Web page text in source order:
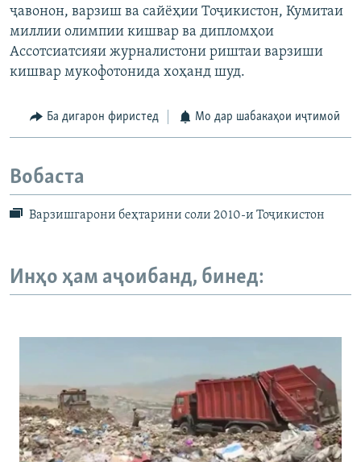
ҷавонон, варзиш ва сайёҳии Тоҷикистон, Кумитаи
миллии олимпии кишвар ва дипломҳои
Ассотсиатсияи журналистони риштаи варзиши
кишвар мукофотонида хоҳанд шуд.
Ба дигарон фиристед Мо дар шабакаҳои иҷтимоӣ
Вобаста
Варзишгарони беҳтарини соли 2010-и Тоҷикистон
Инҳо ҳам аҷоибанд, бинед: